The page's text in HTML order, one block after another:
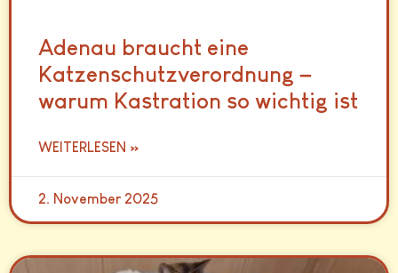
Adenau braucht eine
Katzenschutzverordnung –
warum Kastration so wichtig ist
WEITERLESEN »
2. November 2025